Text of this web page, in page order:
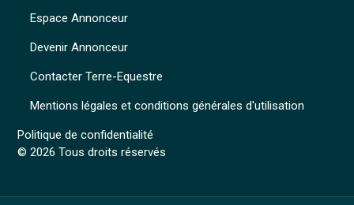
Mentions légales et conditions générales d'utilisation
Politique de confidentialité
© 2026 Tous droits réservés
Espace Annonceur
Devenir Annonceur
Contacter Terre-Equestre